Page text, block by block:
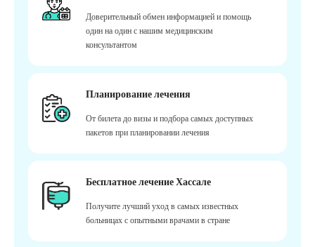
Доверительный обмен информацией и помощь
один на один с нашим медицинским
консультантом
Планирование лечения
От билета до визы и подбора самых доступных
пакетов при планировании лечения
Бесплатное лечение Хассале
Получите лучший уход в самых известных
больницах с опытными врачами в стране